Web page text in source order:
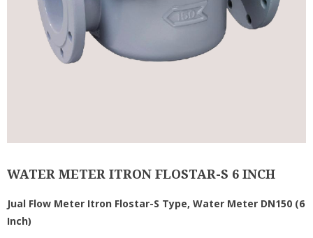
WATER METER ITRON FLOSTAR-S 6 INCH
Jual Flow Meter Itron Flostar-S Type, Water Meter DN150 (6
Inch)